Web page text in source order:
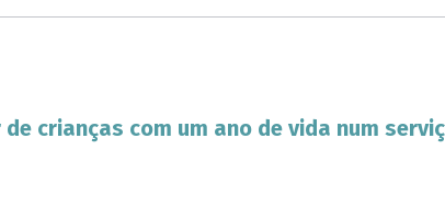
crianças com um ano de vida num